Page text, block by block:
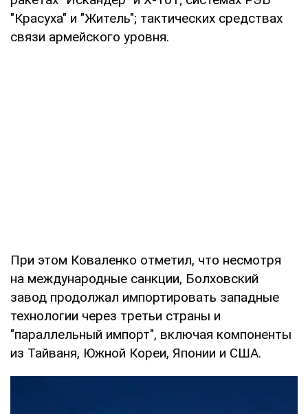
"Красуха" и "Житель"; тактических средствах
связи армейского уровня.
При этом Коваленко отметил, что несмотря
на международные санкции, Болховский
завод продолжал импортировать западные
технологии через третьи страны и
"параллельный импорт", включая компоненты
из Тайваня, Южной Кореи, Японии и США.